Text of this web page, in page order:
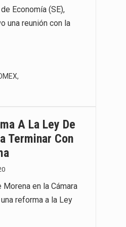
Economía (SE),
una reunión con la
,
A La Ley De
Terminar Con
Morena en la Cámara
reforma a la Ley